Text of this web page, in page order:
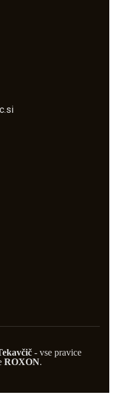
- vse pravice
ROXON.